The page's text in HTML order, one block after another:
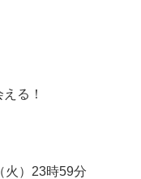
る！
火）23時59分